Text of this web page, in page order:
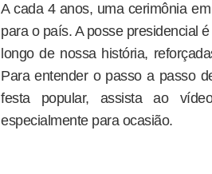
A cada 4 anos, uma cerimônia
para o país. A posse presidencial
longo de nossa história,
Para entender o passo a passo
festa popular, assista ao
especialmente para ocasião.